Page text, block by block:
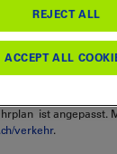
2018 und Samstag,
und
Regionalbusse
und ab
ist angepasst.
verkehr.
REJECT ALL
ACCEPT ALL